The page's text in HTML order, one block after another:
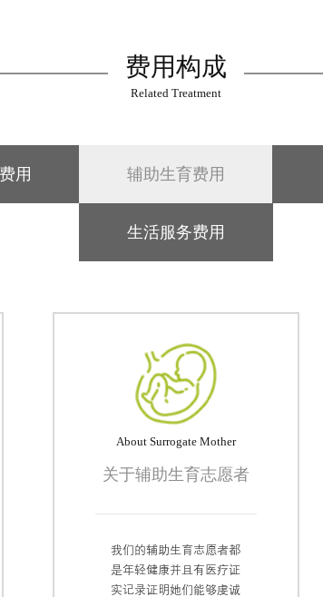
费用构成
Related Treatment
用 辅助生育费用
生活服务费用
About Surrogate Mother
关于辅助生育志愿者
我们的辅助生育志愿者都
是年轻健康并且有医疗证
实记录证明她们能够虔诚